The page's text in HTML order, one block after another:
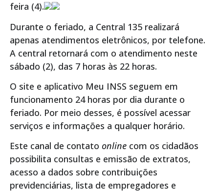
feira (4).
Durante o feriado, a Central 135 realizará
apenas atendimentos eletrônicos, por telefone.
A central retornará com o atendimento neste
sábado (2), das 7 horas às 22 horas.
O site e aplicativo Meu INSS seguem em
funcionamento 24 horas por dia durante o
feriado. Por meio desses, é possível acessar
serviços e informações a qualquer horário.
Este canal de contato online com os cidadãos
possibilita consultas e emissão de extratos,
acesso a dados sobre contribuições
previdenciárias, lista de empregadores e